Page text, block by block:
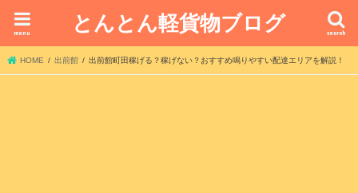
とんとん軽貨物ブログ search
menu
HOME 出前館 出前館町田稼げる？稼げない？おすすめ鳴りやすい配達エリアを解説！